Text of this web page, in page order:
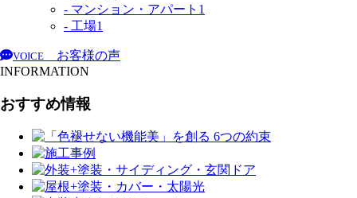
- マンション・アパート 1
- 工場1
VOICE
お客様の声
INFORMATION
おすすめ情報